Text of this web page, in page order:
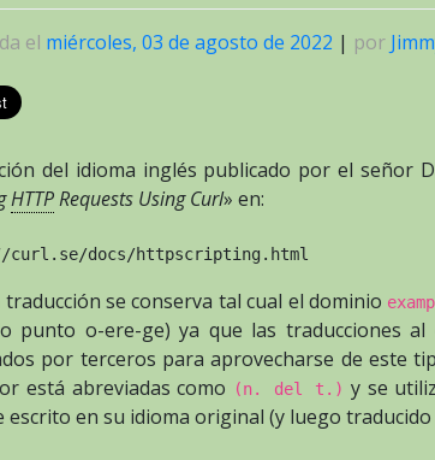
el miércoles, 03 de agosto de 2022 | por
del idioma inglés publicado por el señor
HTTPRequests Using Curl» en:
curl.se/docs/httpscripting.html
traducción se conserva tal cual el dominio
punto o-ere-ge) ya que las traducciones
por terceros para aprovecharse de este
está abreviadas como
(n. del t.) y se
escrito en su idioma original (y luego traducido